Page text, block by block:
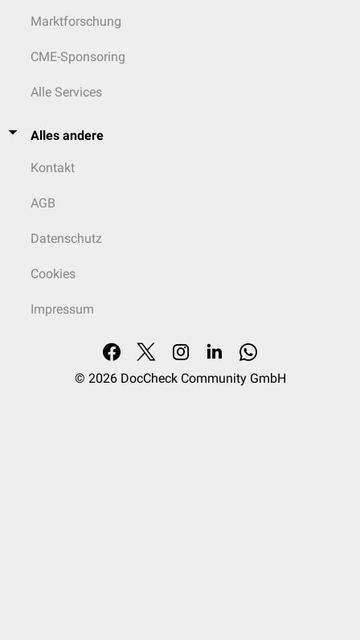
Marktforschung
CME-Sponsoring
Alle Services
Alles andere
Kontakt
AGB
Datenschutz
Cookies
Impressum
© 2026 DocCheck Community GmbH